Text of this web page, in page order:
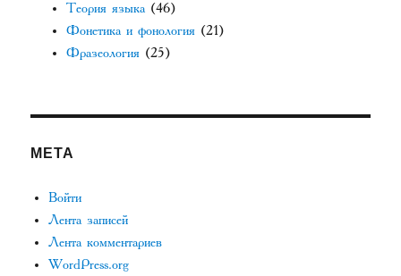
Теория языка (46)
Фонетика и фонология (21)
Фразеология (25)
МЕТА
Войти
Лента записей
Лента комментариев
WordPress.org